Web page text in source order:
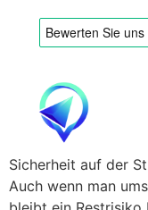
Sicherheit auf der
Auch wenn man